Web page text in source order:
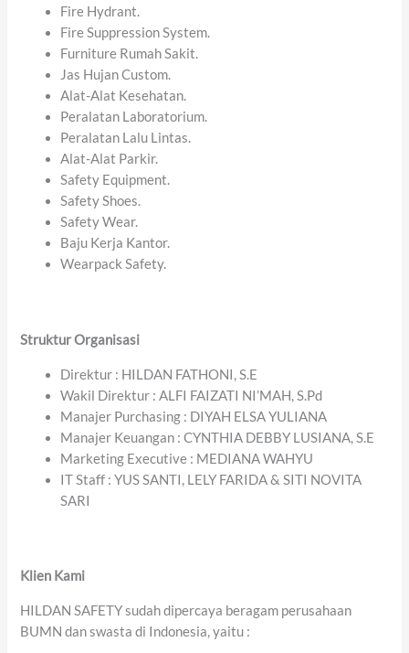
Fire Hydrant.
Fire Suppression System.
Furniture Rumah Sakit.
Jas Hujan Custom.
Alat-Alat Kesehatan.
Peralatan Laboratorium.
Peralatan Lalu Lintas.
Alat-Alat Parkir.
Safety Equipment.
Safety Shoes.
Safety Wear.
Baju Kerja Kantor.
Wearpack Safety.
Struktur Organisasi
Direktur : HILDAN FATHONI, S.E
Wakil Direktur : ALFI FAIZATI NI’MAH, S.Pd
Manajer Purchasing : DIYAH ELSA YULIANA
Manajer Keuangan : CYNTHIA DEBBY LUSIANA, S.E
Marketing Executive : MEDIANA WAHYU
IT Staff : YUS SANTI, LELY FARIDA & SITI NOVITA
SARI
Klien Kami
HILDAN SAFETY sudah dipercaya beragam perusahaan
BUMN dan swasta di Indonesia, yaitu :